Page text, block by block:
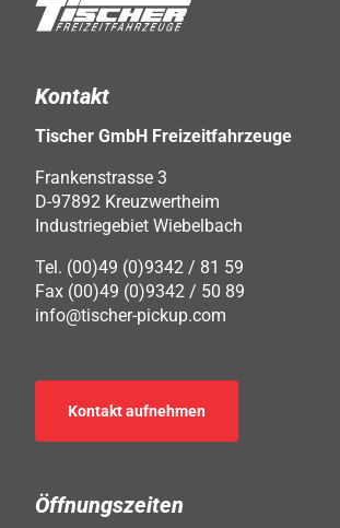
Kontakt
Tischer GmbH Freizeitfahrzeuge
Frankenstrasse 3
D-97892 Kreuzwertheim
Industriegebiet Wiebelbach
Tel. (00)49 (0)9342 / 81 59
Fax (00)49 (0)9342 / 50 89
info@tischer-pickup.com
Kontakt aufnehmen
Öffnungszeiten